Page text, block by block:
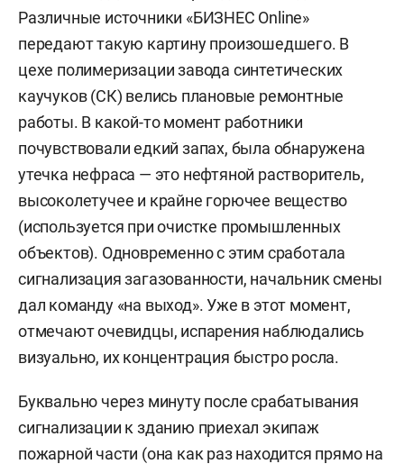
Различные источники «БИЗНЕС Online»
передают такую картину произошедшего. В
цехе полимеризации завода синтетических
каучуков (СК) велись плановые ремонтные
работы. В какой-то момент работники
почувствовали едкий запах, была обнаружена
утечка нефраса — это нефтяной растворитель,
высоколетучее и крайне горючее вещество
(используется при очистке промышленных
объектов). Одновременно с этим сработала
сигнализация загазованности, начальник смены
дал команду «на выход». Уже в этот момент,
отмечают очевидцы, испарения наблюдались
визуально, их концентрация быстро росла.
Буквально через минуту после срабатывания
сигнализации к зданию приехал экипаж
пожарной части (она как раз находится прямо на